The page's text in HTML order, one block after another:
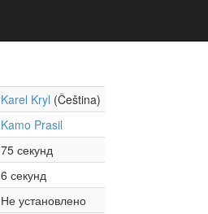
Karel Kryl (Čeština)
Kamo Prasil
75 секунд
6 секунд
Не установлено